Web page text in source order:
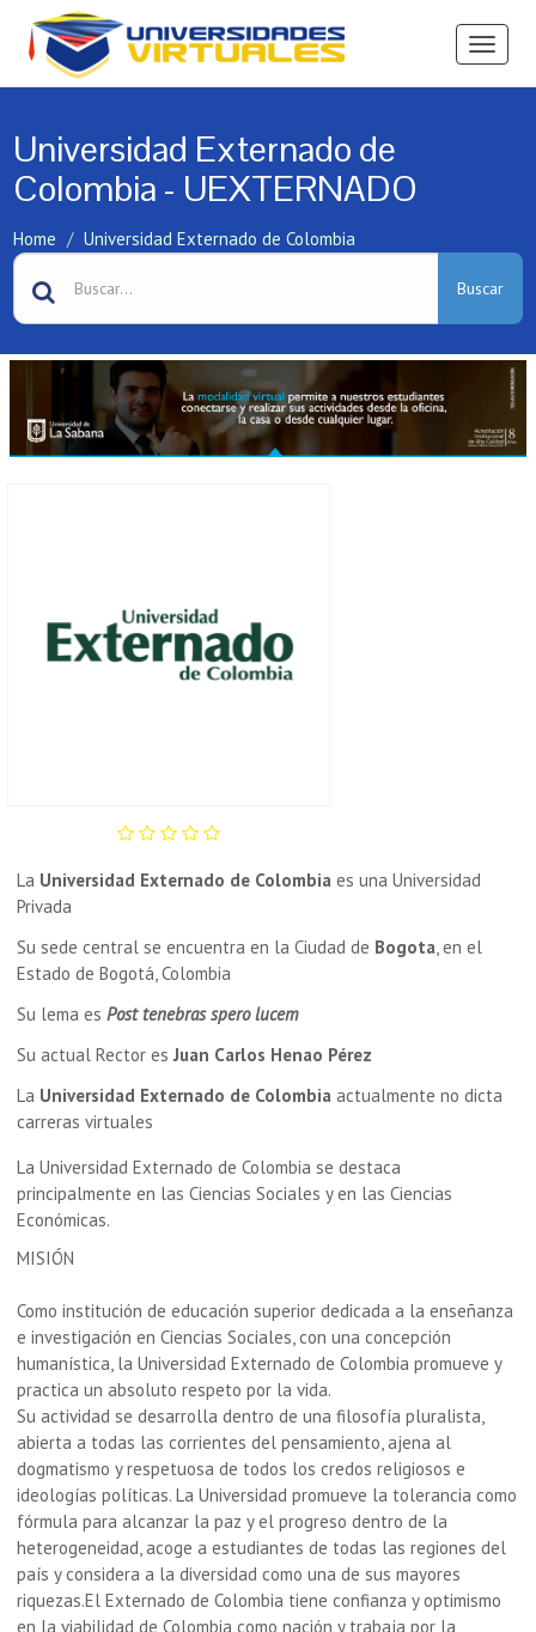
Ver
Universidad Externado de
Colombia - UEXTERNADO
Home Universidad Externado de Colombia
Buscar
La Universidad Externado de Colombia es una Universidad
Privada
Su sede central se encuentra en la Ciudad de Bogota, en el
Estado de Bogotá, Colombia
Su lema es Post tenebras spero lucem
Su actual Rector esJuan Carlos Henao Pérez
La Universidad Externado de Colombia actualmente no dicta
carreras virtuales
La Universidad Externado de Colombia se destaca
principalmente en las Ciencias Sociales y en las Ciencias
Económicas.
MISIÓN
Como institución de educación superior dedicada a la enseñanza
e investigación en Ciencias Sociales, con una concepción
humanística, la Universidad Externado de Colombia promueve y
practica un absoluto respeto por la vida.
Su actividad se desarrolla dentro de una filosofía pluralista,
abierta a todas las corrientes del pensamiento, ajena al
dogmatismo y respetuosa de todos los credos religiosos e
ideologías políticas. La Universidad promueve la tolerancia como
fórmula para alcanzar la paz y el progreso dentro de la
heterogeneidad, acoge a estudiantes de todas las regiones del
país y considera a la diversidad como una de sus mayores
riquezas.El Externado de Colombia tiene confianza y optimismo
en la viabilidad de Colombia como nación y trabaja por la